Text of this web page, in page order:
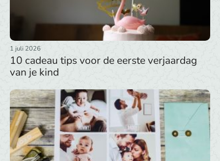
1 juli 2026
10 cadeau tips voor de eerste verjaardag
van je kind